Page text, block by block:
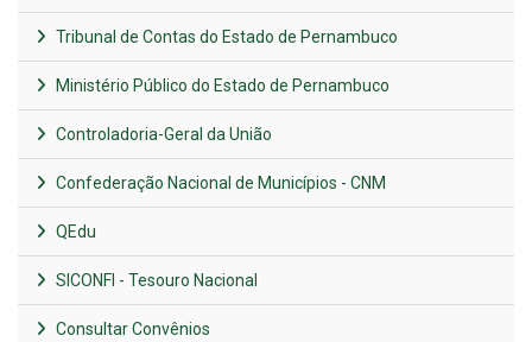
QEdu
SICONFI - Tesouro Nacional
Consultar Convênios
Receber Informações sobre novos Repasses
Hora:07:15
INSTITUCIONAL